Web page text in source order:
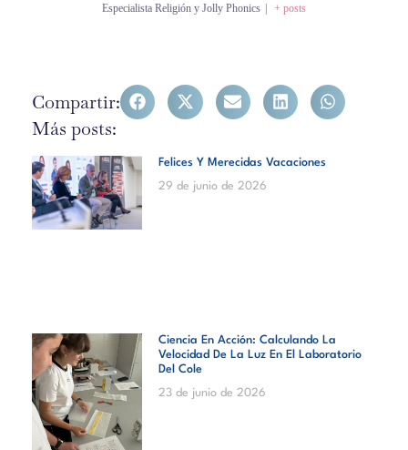
Especialista Religión y Jolly Phonics | + posts
Compartir:
Más posts:
Felices Y Merecidas Vacaciones
29 de junio de 2026
Ciencia En Acción: Calculando La
Velocidad De La Luz En El Laboratorio
Del Cole
23 de junio de 2026